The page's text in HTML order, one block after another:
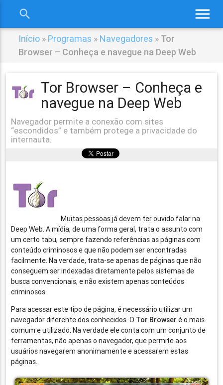
menu
search
Início » Programas » Navegadores » Tor
Browser – Conheça e navegue na Deep Web
Tor Browser – Conheça e
navegue na Deep Web
Navegador permite a conexão com sites
“escondidos” e também protege a privacidade do
internauta.
Muitas pessoas já devem ter ouvido falar na
Deep Web. A mídia, de uma forma geral, trata o assunto com
um certo tabu, sempre fazendo referências as páginas com
conteúdo criminosos e que não podem ser encontradas
facilmente. Na verdade, trata-se apenas de páginas que não
conseguem ser indexadas diretamente pelos sistemas de
busca convencionais, e não existem apenas conteúdos
criminosos.
Para acessar este tipo de página, é necessário utilizar um
navegador diferente dos conhecidos. O Tor Browser é o mais
comum e utilizado. Na verdade ele conta com um conjunto de
ferramentas, não apenas o navegador, que permite aos
usuários navegarem anonimamente e acessarem estas
páginas.